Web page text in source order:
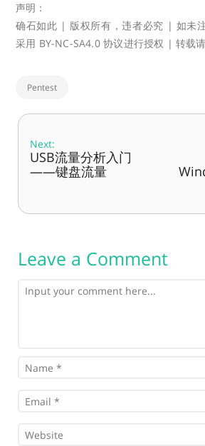
声明：
确石如此 | 版权所有，违者必究 | 如未
采用 BY-NC-SA4.0 协议进行授权 | 转载
Pentest
Next:
USB流量分析入门
——键盘流量
Leave a Comment